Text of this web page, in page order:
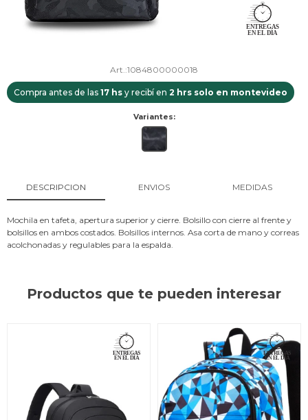
1084800000018
Compra antes de las 17 hs y recibí en 2 hrs solo en montevideo
Variantes:
DESCRIPCION ENVIOS MEDIDAS
Mochila en tafeta, apertura superior y cierre. Bolsillo con cierre al frente y
bolsillos en ambos costados. Bolsillos internos. Asa corta de mano y correas
acolchonadas y regulables para la espalda.
Productos que te pueden interesar